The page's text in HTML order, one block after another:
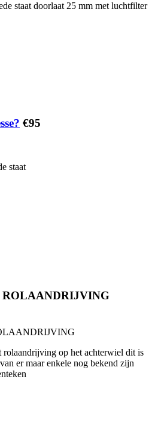
staat doorlaat 25 mm met luchtfilter
€95
staat
op het achterwiel dit is
er maar enkele nog bekend zijn